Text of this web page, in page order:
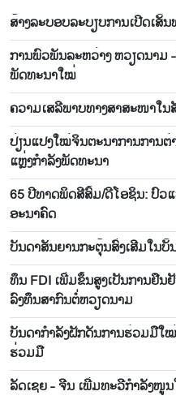
ສ້າງ​ລະ​ບອບ​ລະ​ບຽບ​ການ​ເປີດ​ເສັ້
ການພົວພັນລະຫວ່າງ ຫວຽດນາມ
ພັດທະນາໃໝ່
ຄວາມ​ເສ​ລີ​ພາບ​ທາງສາ​ສະ​ໜາ​ໃນ​
ປ່ຽນແປງໃໝ່ຈິນຕະນາການການຕ່
ແຫຼ່ງກຳລັງພັດທະນາ
65 ​ປີທາດ​ພິດ​ສີ​ສົ້ມ/ດີ​ໂອ​ຊິນ: ປົວ​
ອະ​ນາຄົດ
ບັນ​ດາ​ສັນ​ຍານກະ​ຕຸ້ນ​ສົ່ງ​ເສີມ​ໃນ​
ທຶນ FDI ເພີ່ມຂຶ້ນສູງເປັນການຢືນ
ລົງທຶນສາກົນຕໍ່ຫວຽດນາມ
ບັນ​ດາ​ກຳ​ລັງ​ຝັກ​ດັນ​ການ​ຮ່ວມ​ມື​ໃ
ຮ່ວມ​ມື
ລັດເຊຍ - ຈີນ ເພີ່ມທະວີກຳລັງໜູ